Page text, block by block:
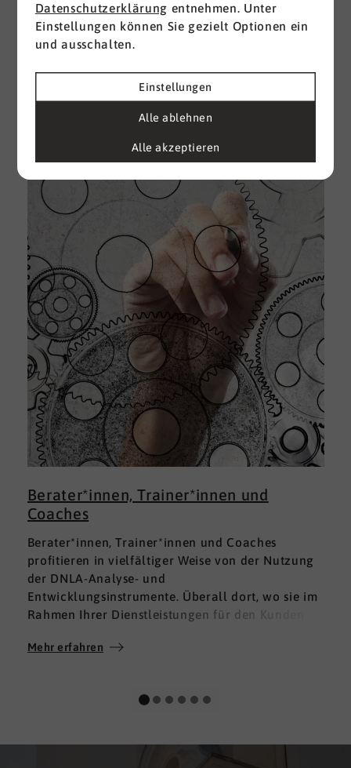
Berater*innen, Trainer*innen und
Coaches
Berater*innen, Trainer*innen und Coaches
profitieren in vielfältiger Weise von der Nutzung
der DNLA-Analyse- und
Entwicklungsinstrumente. Überall dort, wo sie im
Rahmen Ihrer Dienstleistungen für den Kunden
Soft Skills brauchen, finden sie in DNLA den
Mehr erfahren
Datenschutzerklärung entnehmen. Unter
Einstellungen können Sie gezielt Optionen ein
und ausschalten.
Einstellungen
Alle ablehnen
Alle akzeptieren